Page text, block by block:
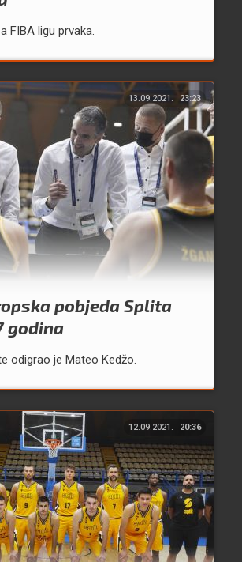
FIBA ligu prvaka.
13.09.2021. 23:23
pobjeda Splita
godina
odigrao je Mateo Kedžo.
12.09.2021. 20:36